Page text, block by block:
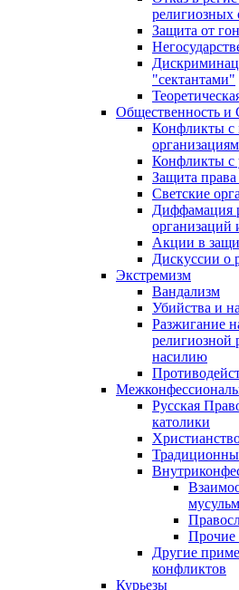
религиозных
Защита от
"сектантами"
Общественность
Конфликты с
Конфликты с
Защита права
Светские
Диффамация
Акции в
Дискуссии о
Экстремизм
Вандализм
Убийства и
Разжигание
религиозной
насилию
Русская
католики
Прочие
Другие
конфликтов
Курьезы